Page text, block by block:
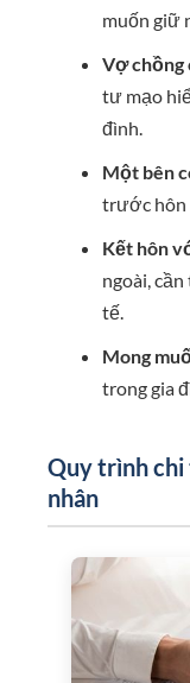
muốn giữ
Vợ chồng
tư mạo
đình.
Một bên
trước hôn
Kết hôn
ngoài,
tế.
Mong
trong gia
Quy trình chi
nhân